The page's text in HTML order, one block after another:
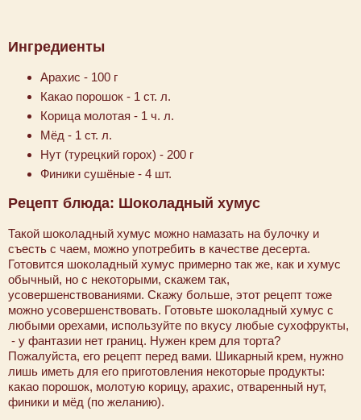
Ингредиенты
Арахис - 100 г
Какао порошок - 1 ст. л.
Корица молотая - 1 ч. л.
Мёд - 1 ст. л.
Нут (турецкий горох) - 200 г
Финики сушёные - 4 шт.
Рецепт блюда: Шоколадный хумус
Такой шоколадный хумус можно намазать на булочку и
съесть с чаем, можно употребить в качестве десерта.
Готовится шоколадный хумус примерно так же, как и хумус
обычный, но с некоторыми, скажем так,
усовершенствованиями. Скажу больше, этот рецепт тоже
можно усовершенствовать. Готовьте шоколадный хумус с
любыми орехами, используйте по вкусу любые сухофрукты,
- у фантазии нет границ. Нужен крем для торта?
Пожалуйста, его рецепт перед вами. Шикарный крем, нужно
лишь иметь для его приготовления некоторые продукты:
какао порошок, молотую корицу, арахис, отваренный нут,
финики и мёд (по желанию).